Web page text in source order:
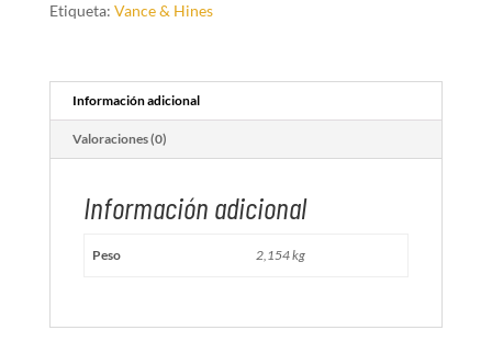
Etiqueta: Vance & Hines
Información adicional
Valoraciones (0)
Información adicional
Peso 2,154 kg